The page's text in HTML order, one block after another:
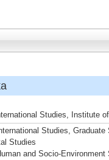
Studies, Institute
Studies,
Studies
and Socio-